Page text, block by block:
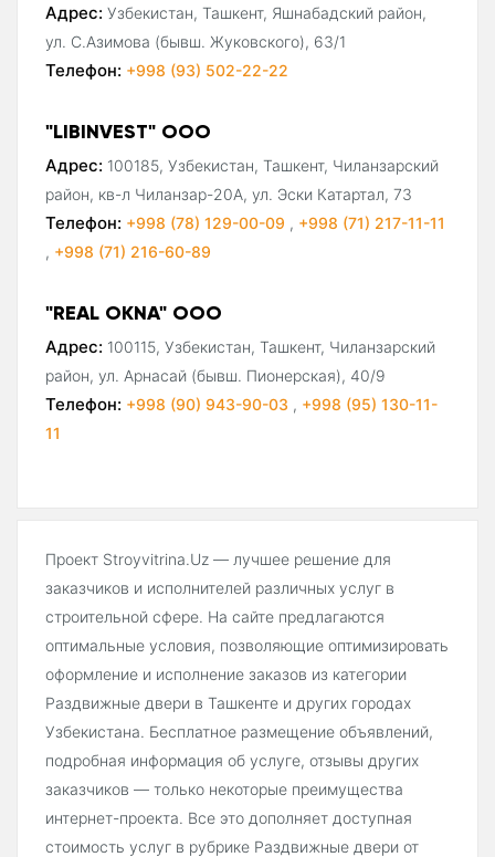
Адрес: Узбекистан, Ташкент, Яшнабадский район,
ул. С.Азимова (бывш. Жуковского), 63/1
Телефон: +998 (93) 502-22-22
"LIBINVEST" ООО
Адрес: 100185, Узбекистан, Ташкент, Чиланзарский
район, кв-л Чиланзар-20А, ул. Эски Катартал, 73
Телефон: +998 (78) 129-00-09 , +998 (71) 217-11-11
, +998 (71) 216-60-89
"REAL OKNA" ООО
Адрес: 100115, Узбекистан, Ташкент, Чиланзарский
район, ул. Арнасай (бывш. Пионерская), 40/9
Телефон: +998 (90) 943-90-03 , +998 (95) 130-11-
11
Проект Stroyvitrina.Uz — лучшее решение для
заказчиков и исполнителей различных услуг в
строительной сфере. На сайте предлагаются
оптимальные условия, позволяющие оптимизировать
оформление и исполнение заказов из категории
Раздвижные двери в Ташкенте и других городах
Узбекистана. Бесплатное размещение объявлений,
подробная информация об услуге, отзывы других
заказчиков — только некоторые преимущества
интернет-проекта. Все это дополняет доступная
стоимость услуг в рубрике Раздвижные двери от